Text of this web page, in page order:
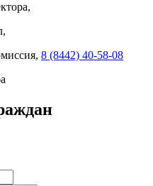
8 (8442) 40-58-08